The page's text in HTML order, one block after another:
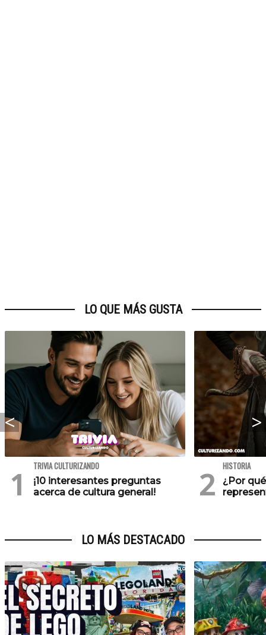
LO QUE MÁS GUSTA
TRIVIA CULTURIZANDO
¡10 interesantes preguntas
acerca de cultura general!
HISTORIA
¿Por
LO MÁS DESTACADO